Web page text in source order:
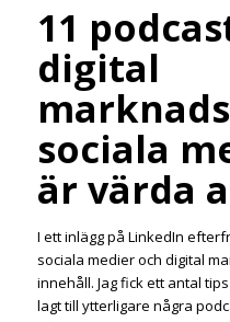
11
digital
sociala
är värda
I ett inlägg på LinkedIn
sociala medier och digital
innehåll. Jag fick ett antal
lagt till ytterligare några